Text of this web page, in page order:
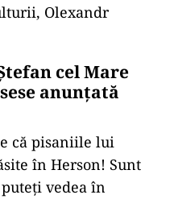
Olexandr
cel Mare
anunțată
că pisaniile lui
în Herson! Sunt
vedea în